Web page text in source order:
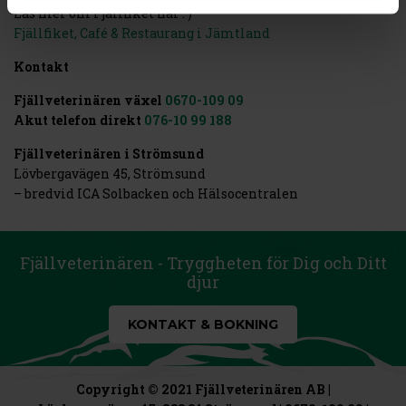
Läs mer om Fjällfiket här : )
Fjällfiket, Café & Restaurang i Jämtland
Kontakt
Fjällveterinären växel 0670-109 09
Akut telefon direkt 076-10 99 188
Fjällveterinären i Strömsund
Lövbergavägen 45, Strömsund
– bredvid ICA Solbacken och Hälsocentralen
Fjällveterinären - Tryggheten för Dig och Ditt
djur
KONTAKT & BOKNING
Copyright © 2021 Fjällveterinären AB |